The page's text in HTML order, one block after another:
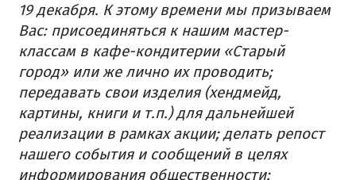
19 декабря. К этому времени мы призываем
Вас: присоединяться к нашим мастер-
классам в кафе-кондитерии «Старый
город» или же лично их проводить;
передавать свои изделия (хендмейд,
картины, книги и т.п.) для дальнейшей
реализации в рамках акции; делать репост
нашего события и сообщений в целях
информирования общественности;